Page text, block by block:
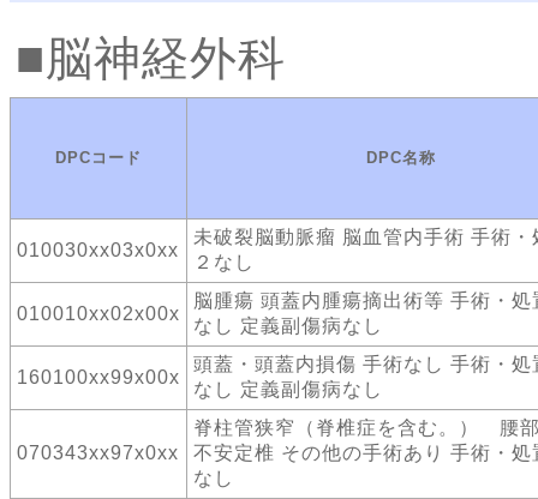
脳神経外科
DPCコード DPC名称
010030xx03x0xx
未破裂脳動脈瘤 脳血管内手術 手術・
２なし
010010xx02x00x
脳腫瘍 頭蓋内腫瘍摘出術等 手術・処
なし 定義副傷病なし
160100xx99x00x
頭蓋・頭蓋内損傷 手術なし 手術・処
なし 定義副傷病なし
070343xx97x0xx
脊柱管狭窄（脊椎症を含む。） 腰
不安定椎 その他の手術あり 手術・処
なし